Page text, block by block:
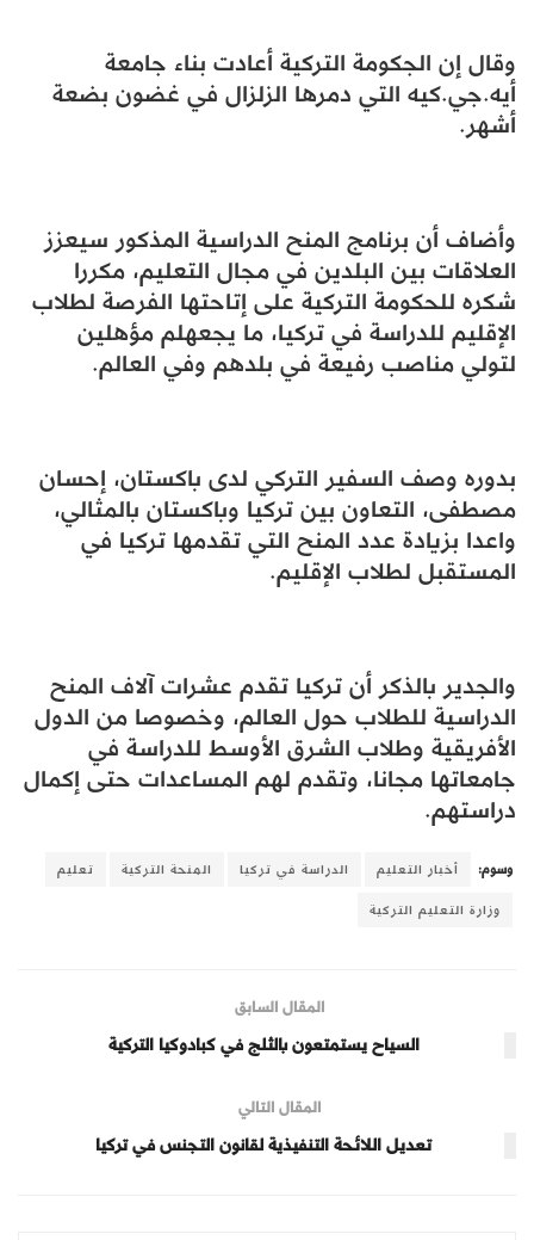
وقال إن الجكومة التركية أعادت بناء جامعة
أيه.جي.كيه التي دمرها الزلزال في غضون بضعة
أشهر.
وأضاف أن برنامج المنح الدراسية المذكور سيعزز
العلاقات بين البلدين في مجال التعليم، مكررا
شكره للحكومة التركية على إتاحتها الفرصة لطلاب
الإقليم للدراسة في تركيا، ما يجعهلم مؤهلين
لتولي مناصب رفيعة في بلدهم وفي العالم.
بدوره وصف السفير التركي لدى باكستان، إحسان
مصطفى، التعاون بين تركيا وباكستان بالمثالي،
واعدا بزيادة عدد المنح التي تقدمها تركيا في
المستقبل لطلاب الإقليم.
والجدير بالذكر أن تركيا تقدم عشرات آلاف المنح
الدراسية للطلاب حول العالم، وخصوصا من الدول
الأفريقية وطلاب الشرق الأوسط للدراسة في
جامعاتها مجانا، وتقدم لهم المساعدات حتى إكمال
دراستهم.
وسوم: أخبار التعليم الدراسة في تركيا المنحة التركية
تعليم
وزارة التعليم التركية
المقال السابق
السياح يستمتعون بالثلج في كبادوكيا التركية
المقال التالي
تعديل اللائحة التنفيذية لقانون التجنس في تركيا